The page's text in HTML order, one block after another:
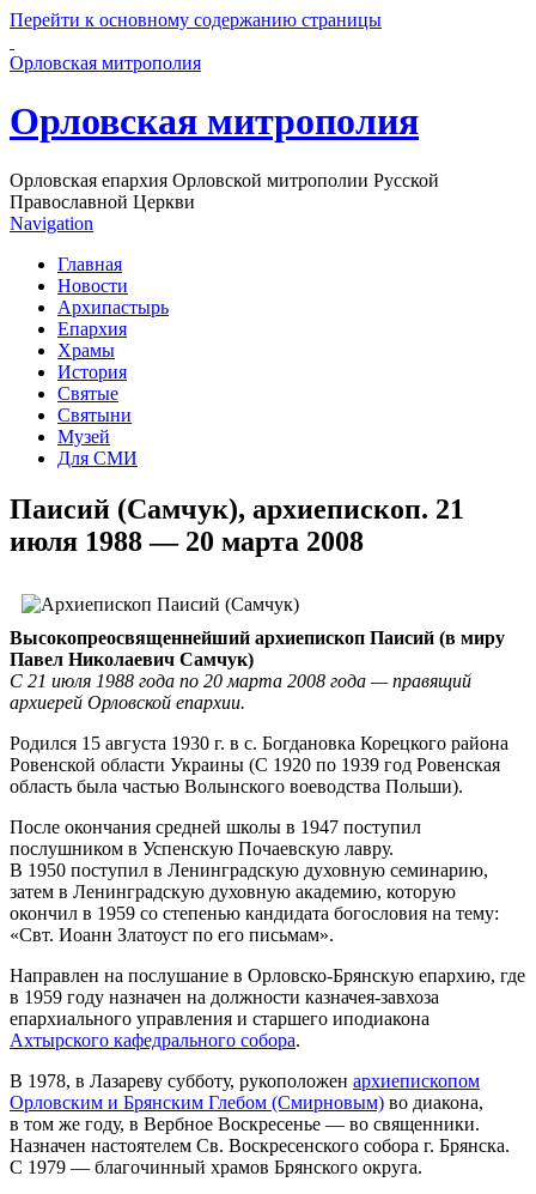
Перейти к основному содержанию страницы
Орловская митрополия
Орловская митрополия
Орловская епархия Орловской митрополии Русской
Православной Церкви
Navigation
Главная
Новости
Архипастырь
Епархия
Храмы
История
Святые
Святыни
Музей
Для СМИ
Паисий (Самчук), архиепископ. 21
июля 1988 — 20 марта 2008
Высокопреосвященнейший архиепископ Паисий (в миру
Павел Николаевич Самчук)
С 21 июля 1988 года по 20 марта 2008 года — правящий
архиерей Орловской епархии.
Родился 15 августа 1930 г. в с. Богдановка Корецкого района
Ровенской области Украины (С 1920 по 1939 год Ровенская
область была частью Волынского воеводства Польши).
После окончания средней школы в 1947 поступил
послушником в Успенскую Почаевскую лавру.
В 1950 поступил в Ленинградскую духовную семинарию,
затем в Ленинградскую духовную академию, которую
окончил в 1959 со степенью кандидата богословия на тему:
«Свт. Иоанн Златоуст по его письмам».
Направлен на послушание в Орловско-Брянскую епархию, где
в 1959 году назначен на должности казначея-завхоза
епархиального управления и старшего иподиакона
Ахтырского кафедрального собора.
В 1978, в Лазареву субботу, рукоположен архиепископом
Орловским и Брянским Глебом (Смирновым) во диакона,
в том же году, в Вербное Воскресенье — во священники.
Назначен настоятелем Св. Воскресенского собора г. Брянска.
С 1979 — благочинный храмов Брянского округа.